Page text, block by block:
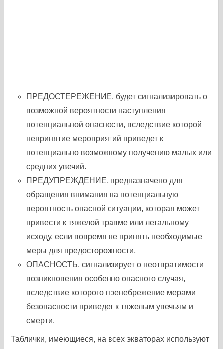
ПРЕДОСТЕРЕЖЕНИЕ, будет сигнализировать о
возможной вероятности наступления
потенциальной опасности, вследствие которой
непринятие мероприятий приведет к
потенциально возможному получению малых или
средних увечий.
ПРЕДУПРЕЖДЕНИЕ, предназначено для
обращения внимания на потенциальную
вероятность опасной ситуации, которая может
привести к тяжелой травме или летальному
исходу, если вовремя не принять необходимые
меры для предосторожности,
ОПАСНОСТЬ, сигнализирует о неотвратимости
возникновения особенно опасного случая,
вследствие которого пренебрежение мерами
безопасности приведет к тяжелым увечьям и
смерти.
Таблички, имеющиеся, на всех экваторах используют